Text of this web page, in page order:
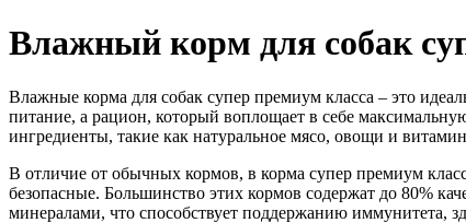
Влажный корм для собак
Влажные корма для собак супер премиум класса – это
питание, а рацион, который воплощает в себе
ингредиенты, такие как натуральное мясо, овощи и
В отличие от обычных кормов, в корма супер премиум
безопасные. Большинство этих кормов содержат до 80%
минералами, что способствует поддержанию иммунитета,